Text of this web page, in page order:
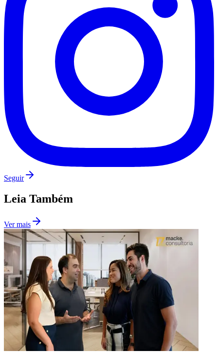
Bahia
Seguir
Leia Também
Ver mais